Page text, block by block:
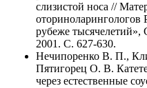
слизистой носа //
рубеже тысячелетий»,
2001. C. 627-630.
Нечипоренко В. П.,
Пятигорец О. В.
через естественные